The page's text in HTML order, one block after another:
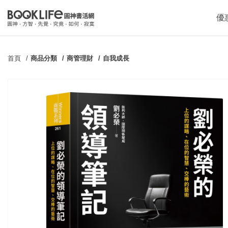
優
首頁 商品分類 商管理財 自我成長